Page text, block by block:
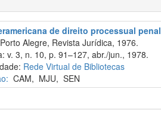
de direito processual penal
Alegre, Revista Jurídica, 1976.
v. 3, n. 10, p. 91–127, abr./jun., 1978.
Rede Virtual de Bibliotecas
CAM, MJU,SEN